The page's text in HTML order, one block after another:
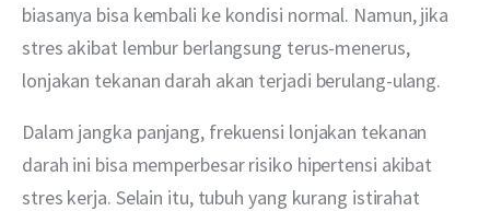
biasanya bisa kembali ke kondisi normal. Namun, jika
stres akibat lembur berlangsung terus-menerus,
lonjakan tekanan darah akan terjadi berulang-ulang.
Dalam jangka panjang, frekuensi lonjakan tekanan
darah ini bisa memperbesar risiko hipertensi akibat
stres kerja. Selain itu, tubuh yang kurang istirahat